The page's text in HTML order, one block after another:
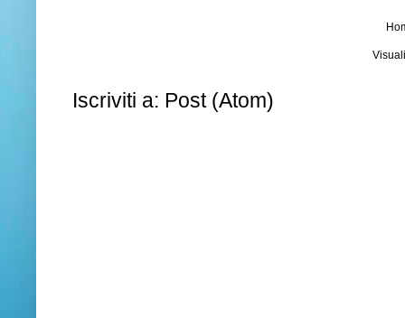
Iscriviti a: Post (Atom)